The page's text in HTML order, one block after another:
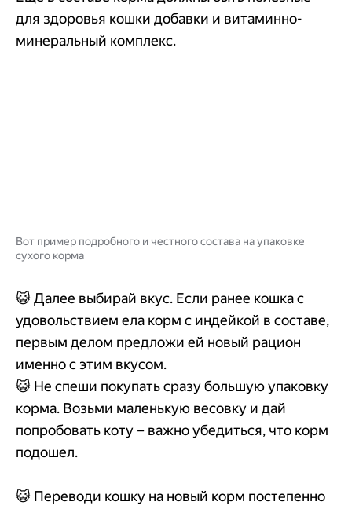
для здоровья кошки добавки и витаминно-
минеральный комплекс.
Вот пример подробного и честного состава на упаковке
сухого корма
😺 Далее выбирай вкус. Если ранее кошка с
удовольствием ела корм с индейкой в составе,
первым делом предложи ей новый рацион
именно с этим вкусом.
😺 Не спеши покупать сразу большую упаковку
корма. Возьми маленькую весовку и дай
попробовать коту – важно убедиться, что корм
подошел.
😺 Переводи кошку на новый корм постепенно